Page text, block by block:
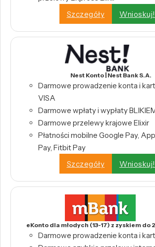
Szczegóły
Wnioskuj!
Nest Konto | Nest Bank S.A.
Darmowe prowadzenie konta i
VISA
Darmowe wpłaty i wypłaty
Darmowe przelewy krajowe Elixir
Płatności mobilne Google Pay,
Pay, Fitbit Pay
Szczegóły
Wnioskuj!
eKonto dla młodych (13-17) z zyskiem do
Darmowe prowadzenie konta i